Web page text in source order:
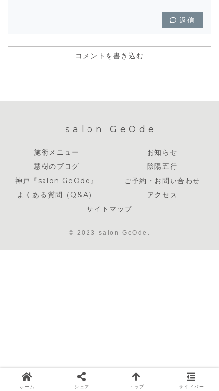
返信
コメントを書き込む
salon GeOde
施術メニュー
お知らせ
慧樹のブログ
陰陽五行
神戸『salon GeOde』
ご予約・お問い合わせ
よくある質問（Q&A）
アクセス
サイトマップ
© 2023 salon GeOde.
ホーム シェア トップ サイドバー